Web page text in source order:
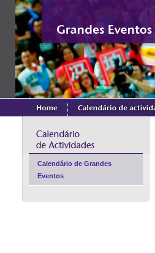
Calendário de Grandes
Eventos